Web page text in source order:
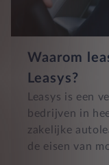
Waarom
Leasys?
Leasys is een
bedrijven in
zakelijke
de eisen van